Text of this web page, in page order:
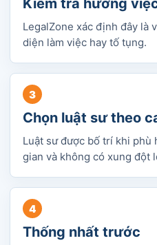
Kiểm tra hướng
LegalZone xác định đây là
diện làm việc hay tố tụng.
Chọn luật sư theo
Luật sư được bố trí khi
gian và không có xung đột
Thống nhất trước